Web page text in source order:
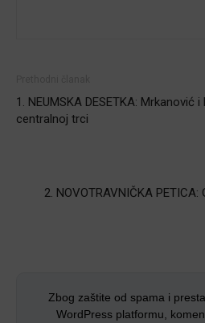
1. NEUMSKA DESETKA: Mrkanović
centralnoj trci
2. NOVOTRAVNIČKA
Zbog zaštite od spama i
WordPress platformu,